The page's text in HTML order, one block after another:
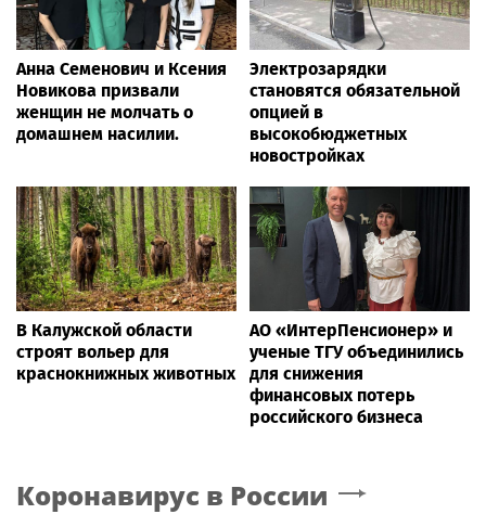
Анна Семенович и Ксения
Новикова призвали
женщин не молчать о
домашнем насилии.
Электрозарядки
становятся обязательной
опцией в
высокобюджетных
новостройках
В Калужской области
строят вольер для
краснокнижных животных
АО «ИнтерПенсионер» и
ученые ТГУ объединились
для снижения
финансовых потерь
российского бизнеса
Коронавирус в России